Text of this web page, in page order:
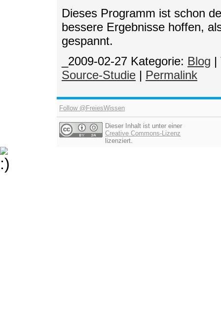
Dieses Programm ist schon
bessere Ergebnisse hoffen,
gespannt.
_2009-02-27 Kategorie: Blog |
Source-Studie | Permalink
Follow @FreiesWissen
Dieser Inhalt ist unter einer
Creative Commons-Lizenz
lizenziert.